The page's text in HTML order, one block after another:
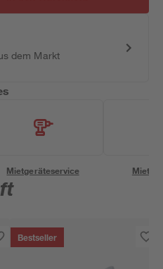
dem Markt
Mietgeräteservice
Bestseller